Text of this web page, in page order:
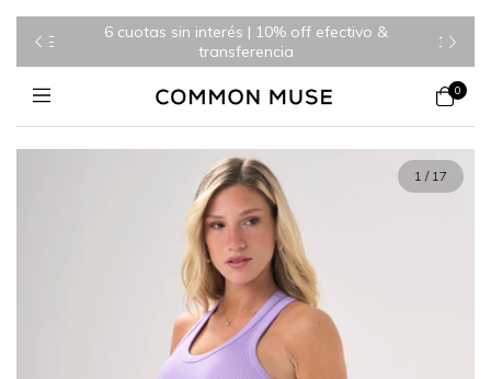
6 cuotas sin interés | 10% off efectivo &
transferencia
10%
0
1 / 17